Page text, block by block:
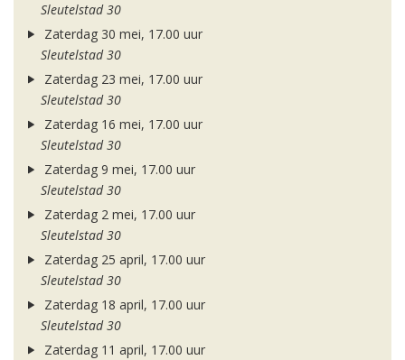
Sleutelstad 30
Zaterdag 30 mei, 17.00 uur
Sleutelstad 30
Zaterdag 23 mei, 17.00 uur
Sleutelstad 30
Zaterdag 16 mei, 17.00 uur
Sleutelstad 30
Zaterdag 9 mei, 17.00 uur
Sleutelstad 30
Zaterdag 2 mei, 17.00 uur
Sleutelstad 30
Zaterdag 25 april, 17.00 uur
Sleutelstad 30
Zaterdag 18 april, 17.00 uur
Sleutelstad 30
Zaterdag 11 april, 17.00 uur